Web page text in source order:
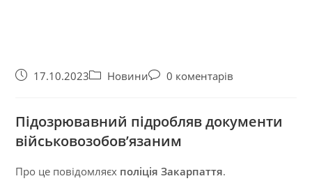
17.10.2023 Новини 0 коментарів
Підозрювавний підробляв документи
військовозобов’язаним
Про це повідомляєх поліція Закарпаття.